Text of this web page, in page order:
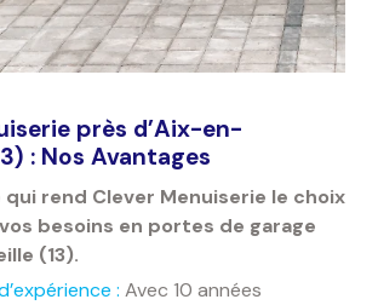
près d’Aix-en-
: Nos Avantages
qui rend Clever Menuiserie le choix
besoins en portes de garage
(13).
: Avec 10 années